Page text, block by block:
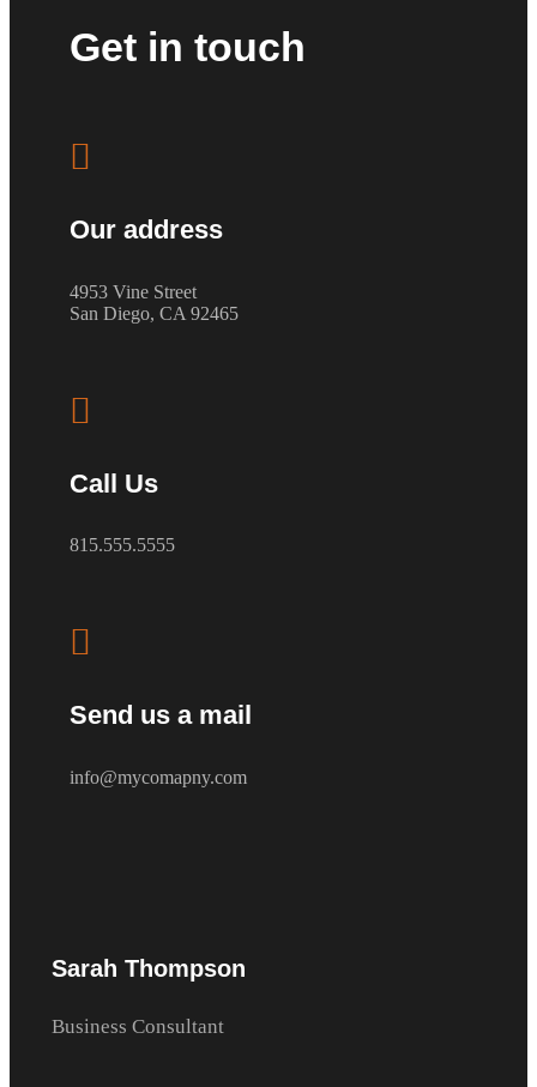
Get in touch

Our address
4953 Vine Street
San Diego, CA 92465

Call Us
815.555.5555

Send us a mail
info@mycomapny.com
Sarah Thompson
Business Consultant